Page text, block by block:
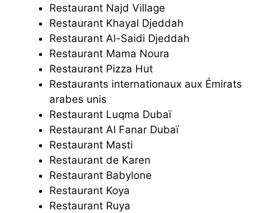
Restaurant Najd Village
Restaurant Khayal Djeddah
Restaurant Al-Saidi Djeddah
Restaurant Mama Noura
Restaurant Pizza Hut
Restaurants internationaux aux Émirats
arabes unis
Restaurant Luqma Dubaï
Restaurant Al Fanar Dubaï
Restaurant Masti
Restaurant de Karen
Restaurant Babylone
Restaurant Koya
Restaurant Ruya